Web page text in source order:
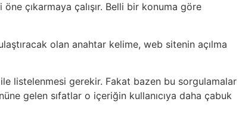
çıkarmaya çalışır. Belli bir konuma göre
olan anahtar kelime, web sitenin açılma
listelenmesi gerekir. Fakat bazen bu sorgulamalar
gelen sıfatlar o içeriğin kullanıcıya daha çabuk